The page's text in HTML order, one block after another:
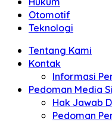
Otomotif
Teknologi
Tentang Kami
Kontak
Informasi
Pedoman Media
Hak Jawab
Pedoman